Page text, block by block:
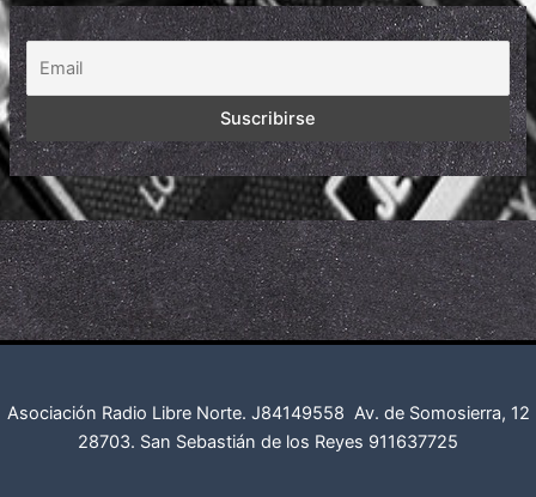
Asociación Radio Libre Norte. J84149558 Av. de Somosierra, 12
28703. San Sebastián de los Reyes 911637725